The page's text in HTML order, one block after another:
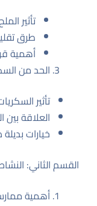
تأثير
طرق
أهمية
الحد من
تأثير
العلاقة
خيارات
القسم الثاني:
أهمية